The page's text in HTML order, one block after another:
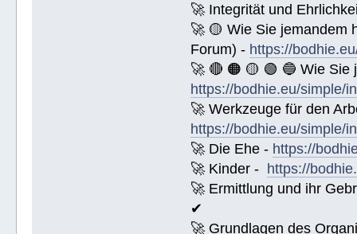
🚀 Integrität und
🚀 🟡 Wie Sie jemandem
Forum) - https://
🚀 🔴 🟠 🟡 🟢 🔵 Wie Sie
https://bodhie.eu/simple/
🚀 Werkzeuge für den
https://bodhie.eu/simple/
🚀 Die Ehe - https://
🚀 Kinder - https://
🚀 Ermittlung und ihr
✔
🚀 Grundlagen des